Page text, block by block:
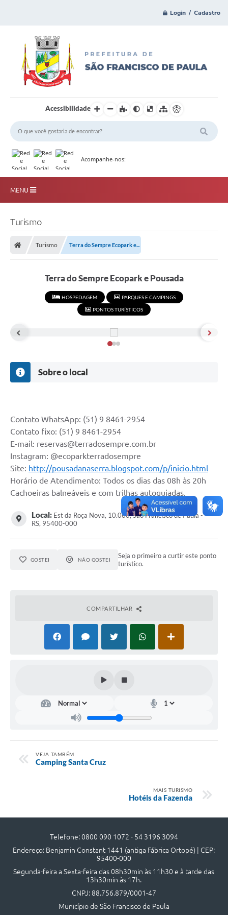
Login / Cadastro
Acessibilidade
Acompanhe-nos:
MENU
Publicações Oficiais
Coronavírus
EMPREGA
Sala do Empreendedor
Lei Geral de Proteção de dados - LGPD
Acesso à Informação
Turismo em São Chico
Guia Credenciamento Pregao Online Banrisul
Plano de Saneamento
Publicações Legais
UAB - Universidade Aberta do Brasil
Despesas
LicitaCon
Contratos
Turismo
Turismo Terra do Sempre Ecopark e...
Terra do Sempre Ecopark e Pousada
HOSPEDAGEM
PARQUES E CAMPINGS
PONTOS TURÍSTICOS
Sobre o local
Contato WhatsApp: (51) 9 8461-2954
Contato fixo: (51) 9 8461-2954
E-mail: reservas@terradosempre.com.br
Instagram: @ecoparkterradosempre
Site: http://pousadanaserra.blogspot.com/p/inicio.html
Horário de Atendimento: Todos os dias das 08h às 20h
Cachoeiras balneáveis e com trilhas autoguiadas.
Local: Est da Roça Nova, 10.066, São Francisco de Paula -
RS, 95400-000
GOSTEI NÃO GOSTEI
Seja o primeiro a curtir este ponto
turístico.
COMPARTILHAR
VEJA TAMBÉM
Camping Santa Cruz
MAIS TURISMO
Hotéis da Fazenda
Telefone: 0800 090 1072 - 54 3196 3094
Endereço: Benjamin Constant 1441 (antiga Fábrica Ortopé) | CEP:
95400-000
Segunda-feira a Sexta-feira das 08h30min às 11h30 e à tarde das
13h30min às 17h.
CNPJ: 88.756.879/0001-47
Município de São Francisco de Paula